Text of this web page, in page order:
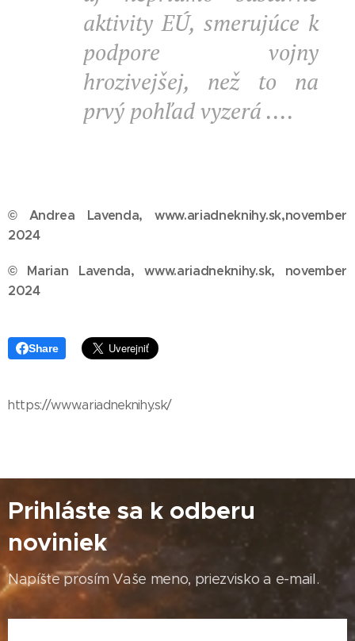
aktivity EÚ, smerujúce k
podpore vojny
hrozivejšej, než to na
prvý pohľad vyzerá ....
© Andrea Lavenda, www.ariadneknihy.sk,november
2024
© Marian Lavenda, www.ariadneknihy.sk, november
2024
Share
https://www.ariadneknihy.sk/
Prihláste sa k odberu
noviniek
Napíšte prosím Vaše meno, priezvisko a e-mail.